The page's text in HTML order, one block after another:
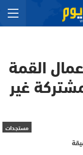
القمة
غير
مستجدات